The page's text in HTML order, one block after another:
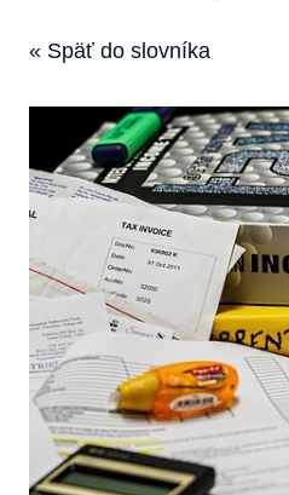
« Späť do slovníka